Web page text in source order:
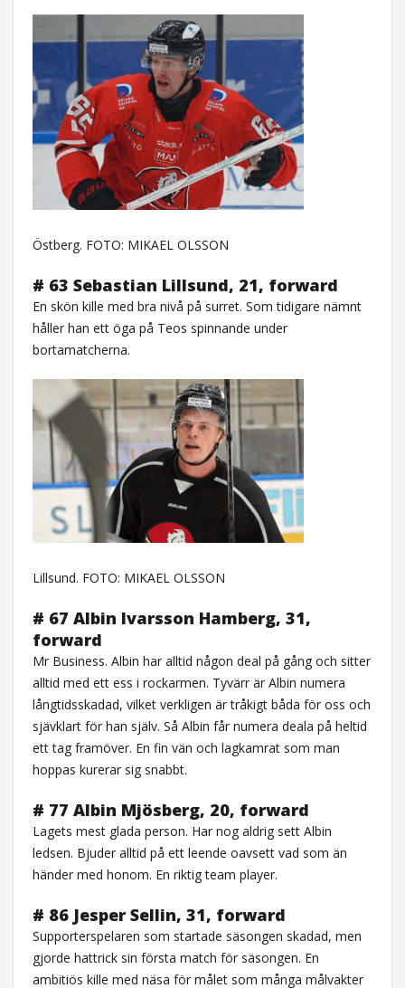
Östberg. FOTO: MIKAEL OLSSON
# 63 Sebastian Lillsund, 21, forward
En skön kille med bra nivå på surret. Som tidigare nämnt
håller han ett öga på Teos spinnande under
bortamatcherna.
Lillsund. FOTO: MIKAEL OLSSON
# 67 Albin Ivarsson Hamberg, 31,
forward
Mr Business. Albin har alltid någon deal på gång och sitter
alltid med ett ess i rockarmen. Tyvärr är Albin numera
långtidsskadad, vilket verkligen är tråkigt båda för oss och
sjävklart för han själv. Så Albin får numera deala på heltid
ett tag framöver. En fin vän och lagkamrat som man
hoppas kurerar sig snabbt.
# 77 Albin Mjösberg, 20, forward
Lagets mest glada person. Har nog aldrig sett Albin
ledsen. Bjuder alltid på ett leende oavsett vad som än
händer med honom. En riktig team player.
# 86 Jesper Sellin, 31, forward
Supporterspelaren som startade säsongen skadad, men
gjorde hattrick sin första match för säsongen. En
ambitiös kille med näsa för målet som många målvakter